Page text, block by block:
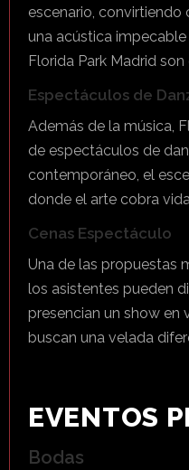
escenario, convirtiendo
una acústica
Florida Park Madrid
Espectáculos de
Además de la música,
de espectáculos de
contemporáneo, el
donde el arte cobra
Cenas Espectáculo
Una de las propuestas
los asistentes pueden
presencian un show en
buscan una velada
EVENTOS
Bodas